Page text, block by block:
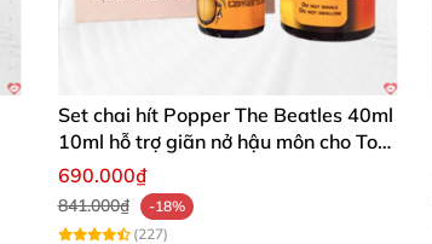
Set chai hít Popper The Beatles 40ml
10ml hỗ trợ giãn nở hậu môn cho Top
Bot
690.000₫
841.000₫
-18%
(227)